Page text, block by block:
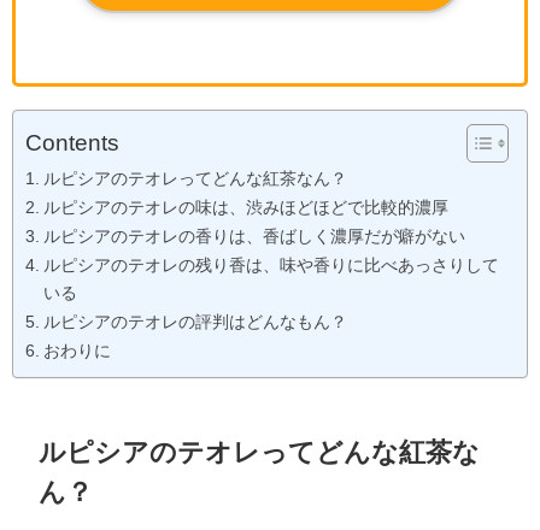
Contents
ルピシアのテオレってどんな紅茶なん？
ルピシアのテオレの味は、渋みほどほどで比較的濃厚
ルピシアのテオレの香りは、香ばしく濃厚だが癖がない
ルピシアのテオレの残り香は、味や香りに比べあっさりして
いる
ルピシアのテオレの評判はどんなもん？
おわりに
ルピシアのテオレってどんな紅茶な
ん？